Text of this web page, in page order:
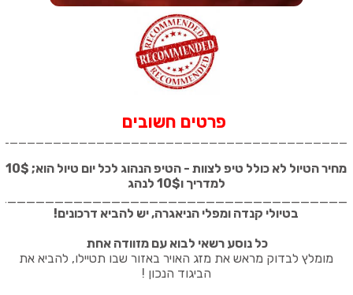
פרטים חשובים
מחיר הטיול לא כולל טיפ לצוות - הטיפ הנהוג לכל יום טיול הוא; 10$
למדריך ו10$ לנהג
בטיולי קנדה ומפלי הניאגרה, יש להביא דרכונים!
כל נוסע רשאי לבוא עם מזוודה אחת
מומלץ לבדוק מראש את מזג האויר באזור שבו תטיילו, להביא את
הביגוד הנכון !